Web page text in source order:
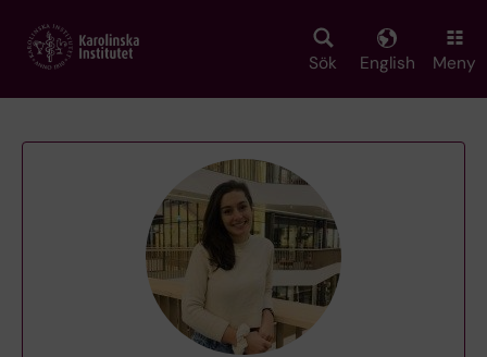
main
Sök English Meny